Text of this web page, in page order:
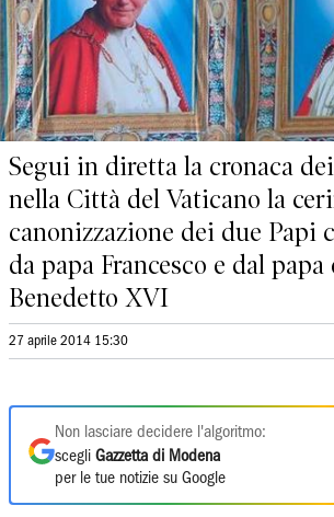
Segui in diretta la cronaca
nella Città del Vaticano la
canonizzazione dei due Papi
da papa Francesco e dal
Benedetto XVI
27 aprile 2014 15:30
Non lasciare decidere l'algoritmo:
scegli Gazzetta di Modena
per le tue notizie su Google